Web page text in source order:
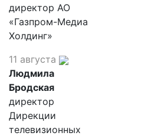
директор АО
«Газпром-Медиа
Холдинг»
11 августа
Людмила
Бродская
директор
Дирекции
телевизионных